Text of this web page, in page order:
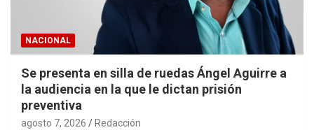
NACIONAL
Se presenta en silla de ruedas Ángel Aguirre a
la audiencia en la que le dictan prisión
preventiva
agosto 7, 2026 Redacción